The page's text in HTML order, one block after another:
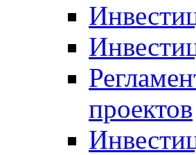
проектов